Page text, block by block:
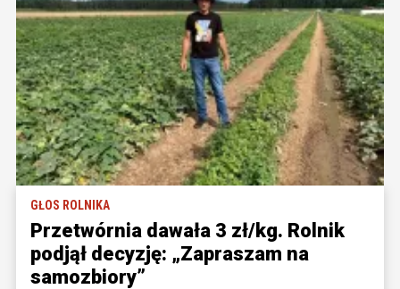
GŁOS ROLNIKA
Przetwórnia dawała 3 zł/kg. Rolnik
podjął decyzję: „Zapraszam na
samozbiory”